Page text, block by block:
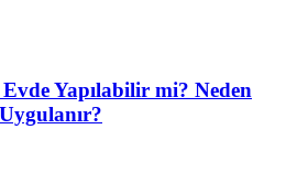
Yapılabilir mi? Neden